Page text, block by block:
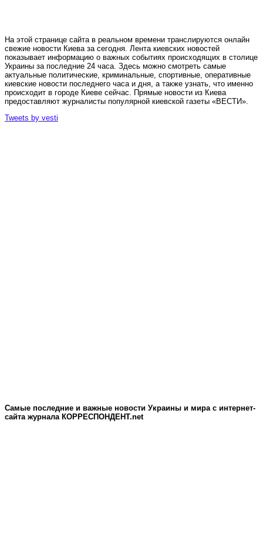
На этой странице сайта в реальном времени транслируются онлайн
свежие новости Киева за сегодня. Лента киевских новостей
показывает информацию о важных событиях происходящих в столице
Украины за последние 24 часа. Здесь можно смотреть самые
актуальные политические, криминальные, спортивные, оперативные
киевские новости последнего часа и дня, а также узнать, что именно
происходит в городе Киеве сейчас. Прямые новости из Киева
предоставляют журналисты популярной киевской газеты «ВЕСТИ».
Tweets by vesti
Самые последние и важные новости Украины и мира c интернет-
сайта журнала КОРРЕСПОНДЕНТ.net